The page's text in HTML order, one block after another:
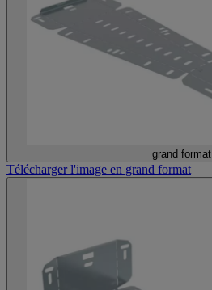
grand format
Télécharger l'image en grand format